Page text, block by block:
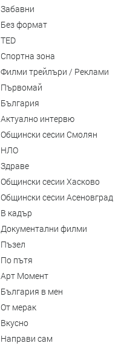
Забавни
Без формат
TED
Спортна зона
Филми трейлъри / Реклами
Първомай
България
Актуално интервю
Общински сесии Смолян
НЛО
Здраве
Общински сесии Хасково
Общински сесии Асеновград
В кадър
Документални филми
Пъзел
По пътя
Арт Момент
България в мен
От мерак
Вкусно
Направи сам